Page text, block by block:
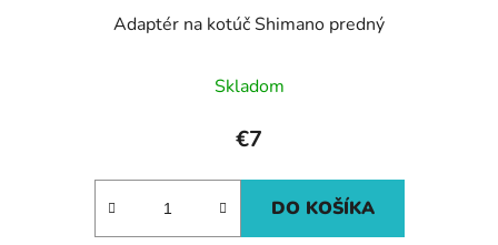
Adaptér na kotúč Shimano predný
Skladom
€7
DO KOŠÍKA